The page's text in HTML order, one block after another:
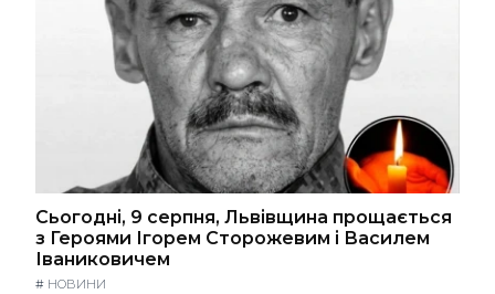
Сьогодні, 9 серпня, Львівщина прощається
з Героями Ігорем Сторожевим і Василем
Іваниковичем
# НОВИНИ